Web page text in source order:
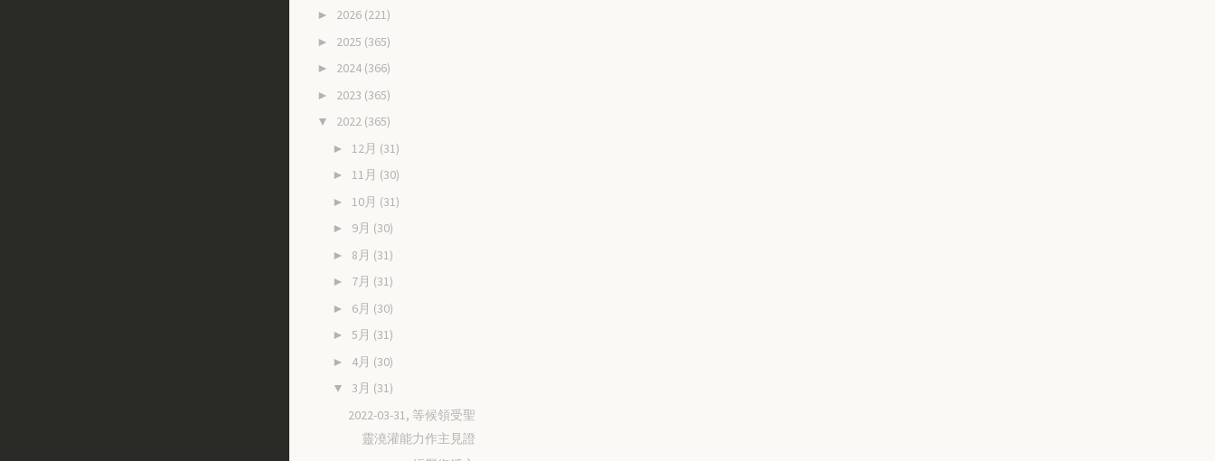
► 2026 (221)
► 2025 (365)
► 2024 (366)
► 2023 (365)
▼ 2022 (365)
► 12月 (31)
► 11月 (30)
► 10月 (31)
► 9月 (30)
► 8月 (31)
► 7月 (31)
► 6月 (30)
► 5月 (31)
► 4月 (30)
▼ 3月 (31)
2022-03-31, 等候領受聖
靈澆灌能力作主見證